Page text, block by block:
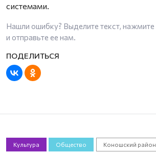
системами.
Нашли ошибку? Выделите текст, нажмите
и отправьте ее нам.
Культура Общество Коношский район